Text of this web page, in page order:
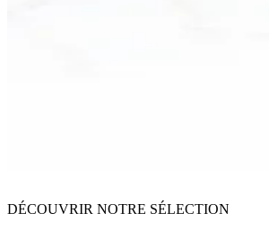
DÉCOUVRIR NOTRE SÉLECTION